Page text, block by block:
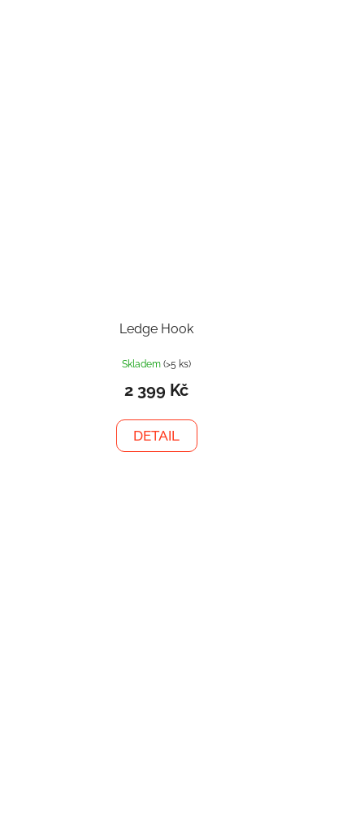
Ledge Hook
Skladem(>5 ks)
2 399 Kč
DETAIL